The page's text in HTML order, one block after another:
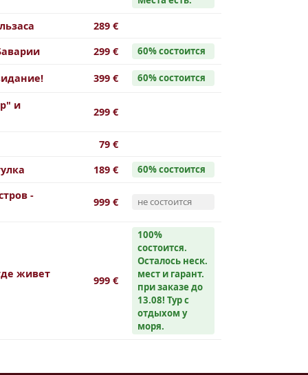
289 €
299 € 60% cостоится
399 € 60% cостоится
и
299 €
79 €
189 € 60% cостоится
-
999 € не состоится
живет
999 €
100%
cостоится.
Осталось неск.
мест и гарант.
при заказе до
13.08! Тур с
отдыхом у
моря.